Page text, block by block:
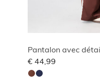
€ 44,99